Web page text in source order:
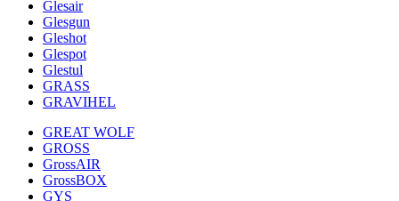
Glesair
Glesgun
Gleshot
Glespot
Glestul
GRASS
GRAVIHEL
GREAT WOLF
GROSS
GrossAIR
GrossBOX
GYS